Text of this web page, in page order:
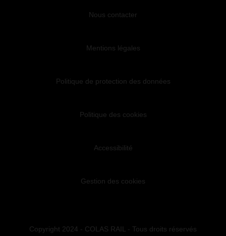
Nous contacter
Mentions légales
Politique de protection des données
Politique des cookies
Accessibilité
Gestion des cookies
Copyright 2024 - COLAS RAIL - Tous droits réservés